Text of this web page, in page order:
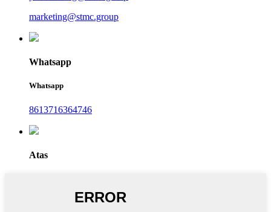
marketing@stmc.group
Whatsapp
Whatsapp
8613716364746
Atas